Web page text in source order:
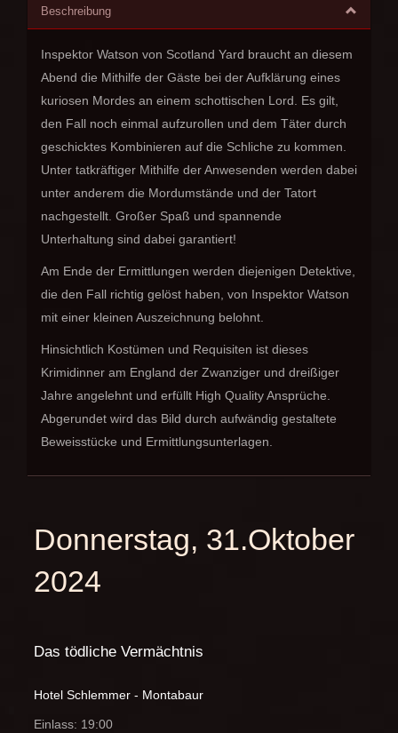
Beschreibung
Inspektor Watson von Scotland Yard braucht an diesem
Abend die Mithilfe der Gäste bei der Aufklärung eines
kuriosen Mordes an einem schottischen Lord. Es gilt,
den Fall noch einmal aufzurollen und dem Täter durch
geschicktes Kombinieren auf die Schliche zu kommen.
Unter tatkräftiger Mithilfe der Anwesenden werden dabei
unter anderem die Mordumstände und der Tatort
nachgestellt. Großer Spaß und spannende
Unterhaltung sind dabei garantiert!
Am Ende der Ermittlungen werden diejenigen Detektive,
die den Fall richtig gelöst haben, von Inspektor Watson
mit einer kleinen Auszeichnung belohnt.
Hinsichtlich Kostümen und Requisiten ist dieses
Krimidinner am England der Zwanziger und dreißiger
Jahre angelehnt und erfüllt High Quality Ansprüche.
Abgerundet wird das Bild durch aufwändig gestaltete
Beweisstücke und Ermittlungsunterlagen.
Donnerstag, 31.Oktober
2024
Das tödliche Vermächtnis
Hotel Schlemmer - Montabaur
Einlass: 19:00